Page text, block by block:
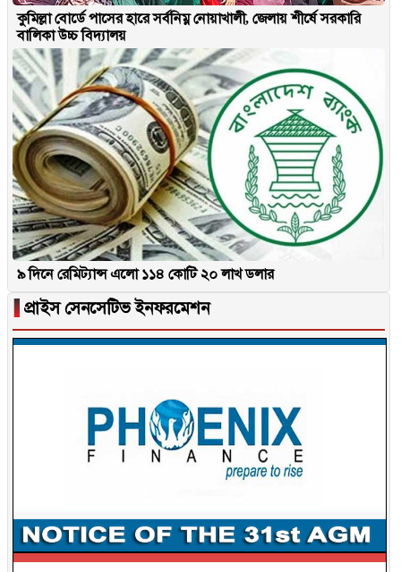
কুমিল্লা বোর্ডে পাসের হারে সর্বনিম্ন নোয়াখালী, জেলায় শীর্ষে সরকারি
বালিকা উচ্চ বিদ্যালয়
৯ দিনে রেমিট্যান্স এলো ১১৪ কোটি ২০ লাখ ডলার
▐ প্রাইস সেনসেটিভ ইনফরমেশন